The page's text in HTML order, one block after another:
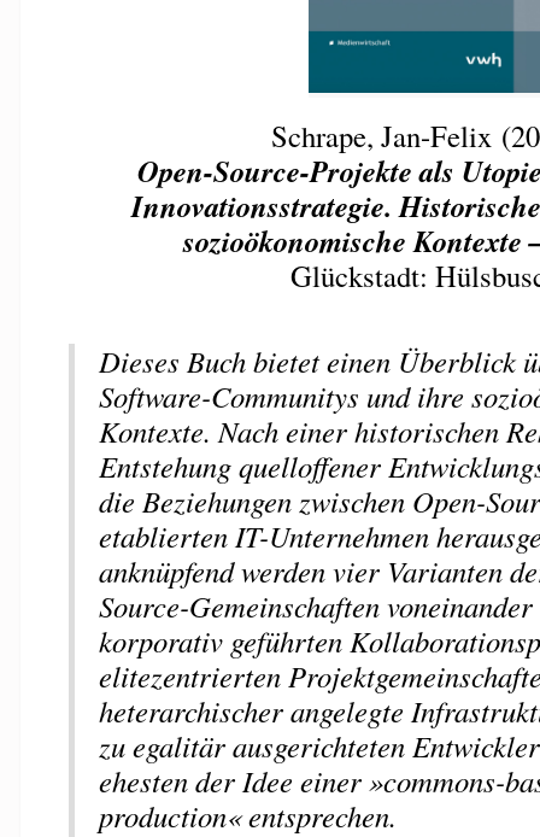
Schrape, Jan-Felix
Open-Source-Projekte als
Innovationsstrategie.
sozioökonomische Kontexte
Glückstadt:
Dieses Buch bietet einen Überblick
Software-Communitys und ihre
Kontexte. Nach einer historischen
Entstehung quelloffener
die Beziehungen zwischen Open-
etablierten IT-Unternehmen
anknüpfend werden vier Varianten
Source-Gemeinschaften
korporativ geführten
elitezentrierten
heterarchischer angelegte
zu egalitär ausgerichteten
ehesten der Idee einer »commons-
production« entsprechen.